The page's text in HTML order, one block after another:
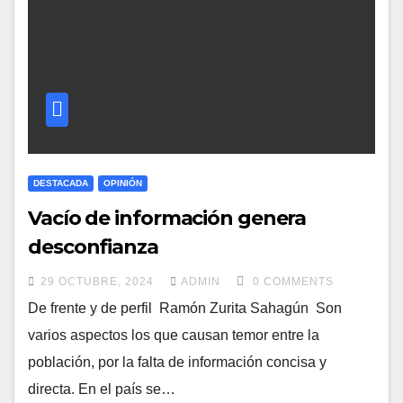
DESTACADA OPINIÓN
Vacío de información genera
desconfianza
29 OCTUBRE, 2024 ADMIN 0 COMMENTS
De frente y de perfil Ramón Zurita Sahagún Son
varios aspectos los que causan temor entre la
población, por la falta de información concisa y
directa. En el país se…